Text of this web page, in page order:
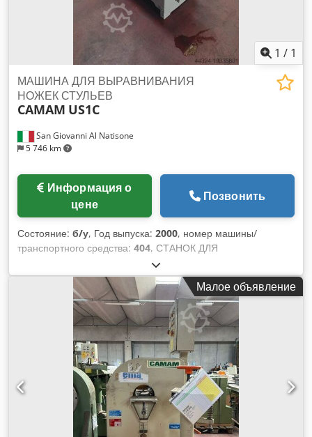
1 / 1
San Giovanni Al Natisone
5 746 km
МАШИНА ДЛЯ ВЫРАВНИВАНИЯ
НОЖЕК СТУЛЬЕВ
CAMAM US1C
цене
Позвонить
Состояние: б/у, Год выпуска: 2000, номер машины/
транспортного средства: 404, СТАНОК ДЛЯ
ВЫРАВНИВАНИЯ НОЖЕК КРЕСЛА CAMAM МОД. US1C -
СТАНДАРТЫ CE - Б/У - Серийный номер 404 Dedpfx
Alowrcx Hefokr - Год 2000
Малое объявление